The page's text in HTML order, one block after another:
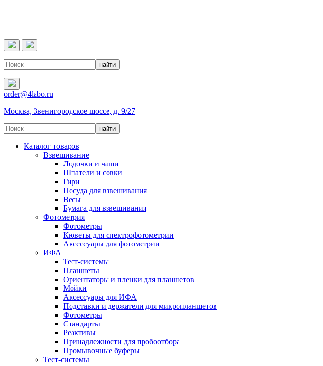
order@4labo.ru
Москва, Звенигородское шоссе, д. 9/27
Каталог товаров
Взвешивание
Лодочки и чаши
Шпатели и совки
Гири
Посуда для взвешивания
Весы
Бумага для взвешивания
Фотометрия
Фотометры
Кюветы для спектрофотометрии
Аксессуары для фотометрии
ИФА
Тест-системы
Планшеты
Ориентаторы и пленки для планшетов
Мойки
Аксессуары для ИФА
Подставки и держатели для микропланшетов
Фотометры
Стандарты
Реактивы
Принадлежности для пробоотбора
Промывочные буферы
Тест-системы